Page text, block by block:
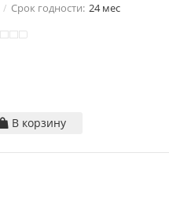
Срок годности: 24 мес
В корзину